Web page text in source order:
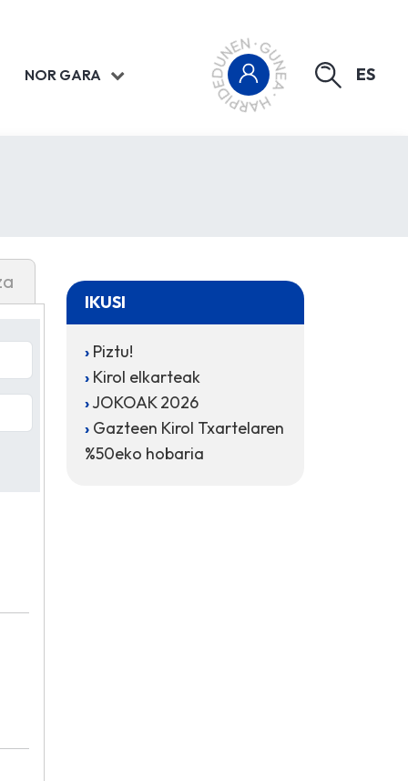
NOR GARA ES
IKUSI
Piztu!
Kirol elkarteak
JOKOAK 2026
Gazteen Kirol Txartelaren
%50eko hobaria